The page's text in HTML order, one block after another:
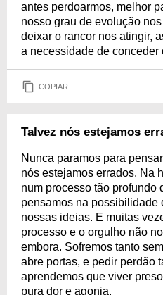
antes perdoarmos, melhor
nosso grau de evolução
deixar o rancor nos atingir,
a necessidade de conceder
COPIAR
Talvez nós estejamos
Nunca paramos para
nós estejamos errados. Na
num processo tão profundo
pensamos na possibilidade
nossas ideias. E muitas
processo e o orgulho não
embora. Sofremos tanto
abre portas, e pedir perdão
aprendemos que viver
pura dor e agonia.